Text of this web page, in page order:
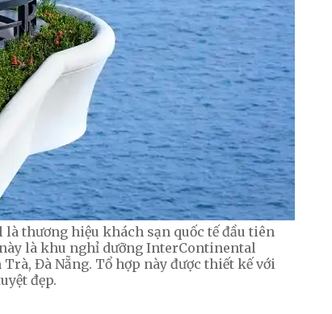
thương hiệu khách sạn quốc tế đầu tiên
là khu nghỉ dưỡng InterContinental
Đà Nẵng. Tổ hợp này được thiết kế với
đẹp.